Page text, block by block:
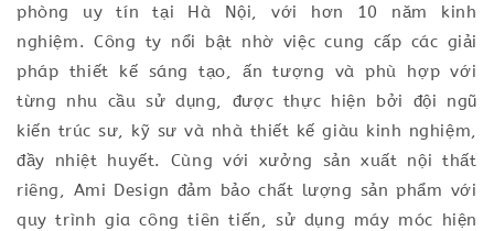
phòng uy tín tại Hà Nội, với hơn 10 năm kinh
nghiệm. Công ty nổi bật nhờ việc cung cấp các giải
pháp thiết kế sáng tạo, ấn tượng và phù hợp với
từng nhu cầu sử dụng, được thực hiện bởi đội ngũ
kiến trúc sư, kỹ sư và nhà thiết kế giàu kinh nghiệm,
đầy nhiệt huyết. Cùng với xưởng sản xuất nội thất
riêng, Ami Design đảm bảo chất lượng sản phẩm với
quy trình gia công tiên tiến, sử dụng máy móc hiện